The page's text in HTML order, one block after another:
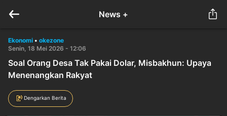
News +
Ekonomi • okezone
Senin, 18 Mei 2026 - 12:06
Soal Orang Desa Tak Pakai Dolar, Misbakhun: Upaya
Menenangkan Rakyat
Dengarkan Berita